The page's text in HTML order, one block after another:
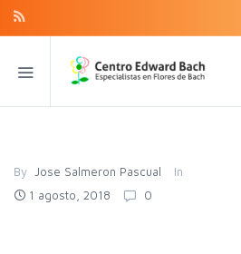
By Jose Salmeron Pascual
In
1 agosto, 2018
0